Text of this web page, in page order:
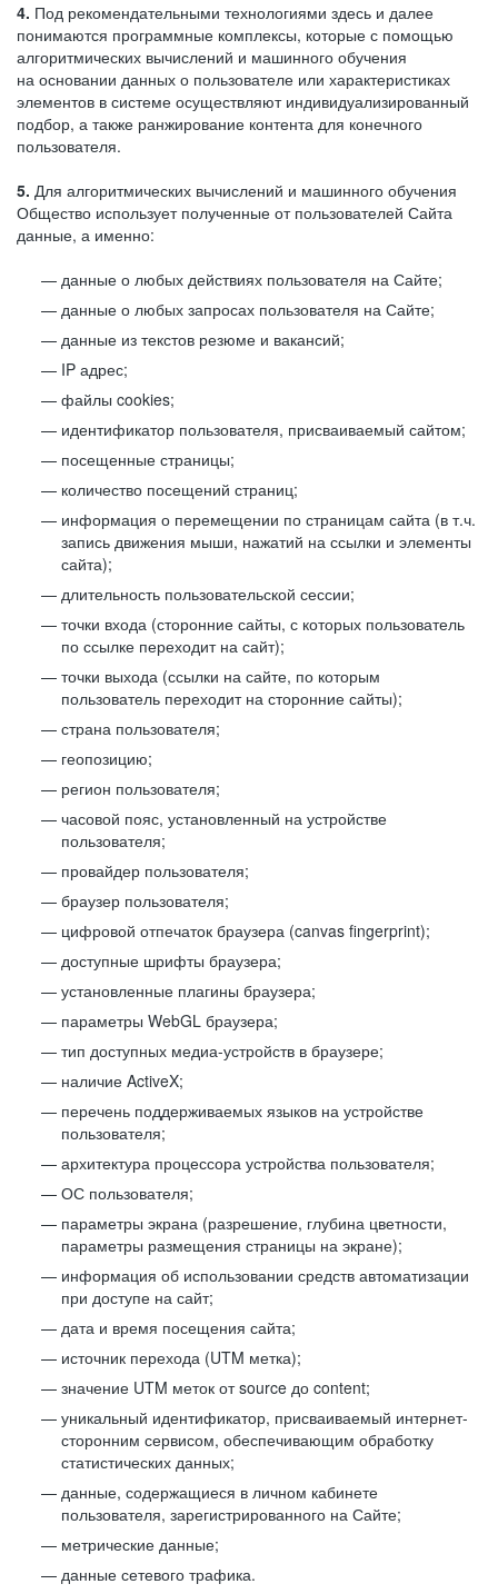
4. Под рекомендательными технологиями здесь и далее
понимаются программные комплексы, которые с помощью
алгоритмических вычислений и машинного обучения
на основании данных о пользователе или характеристиках
элементов в системе осуществляют индивидуализированный
подбор, а также ранжирование контента для конечного
пользователя.
5. Для алгоритмических вычислений и машинного обучения
Общество использует полученные от пользователей Сайта
данные, а именно:
данные о любых действиях пользователя на Сайте;
данные о любых запросах пользователя на Сайте;
данные из текстов резюме и вакансий;
IP адрес;
файлы cookies;
идентификатор пользователя, присваиваемый сайтом;
посещенные страницы;
количество посещений страниц;
информация о перемещении по страницам сайта (в т.ч.
запись движения мыши, нажатий на ссылки и элементы
сайта);
длительность пользовательской сессии;
точки входа (сторонние сайты, с которых пользователь
по ссылке переходит на сайт);
точки выхода (ссылки на сайте, по которым
пользователь переходит на сторонние сайты);
страна пользователя;
геопозицию;
регион пользователя;
часовой пояс, установленный на устройстве
пользователя;
провайдер пользователя;
браузер пользователя;
цифровой отпечаток браузера (canvas fingerprint);
доступные шрифты браузера;
установленные плагины браузера;
параметры WebGL браузера;
тип доступных медиа-устройств в браузере;
наличие ActiveX;
перечень поддерживаемых языков на устройстве
пользователя;
архитектура процессора устройства пользователя;
ОС пользователя;
параметры экрана (разрешение, глубина цветности,
параметры размещения страницы на экране);
информация об использовании средств автоматизации
при доступе на сайт;
дата и время посещения сайта;
источник перехода (UTM метка);
значение UTM меток от source до content;
уникальный идентификатор, присваиваемый интернет-
сторонним сервисом, обеспечивающим обработку
статистических данных;
данные, содержащиеся в личном кабинете
пользователя, зарегистрированного на Сайте;
метрические данные;
данные сетевого трафика.